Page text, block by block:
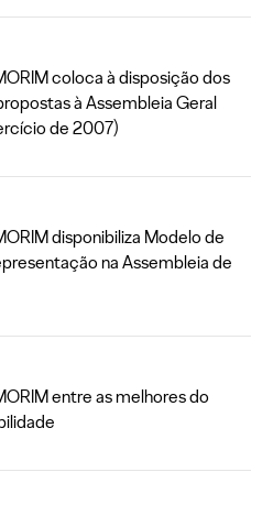
coloca à disposição dos
à Assembleia Geral
de 2007)
disponibiliza Modelo de
na Assembleia de
entre as melhores do